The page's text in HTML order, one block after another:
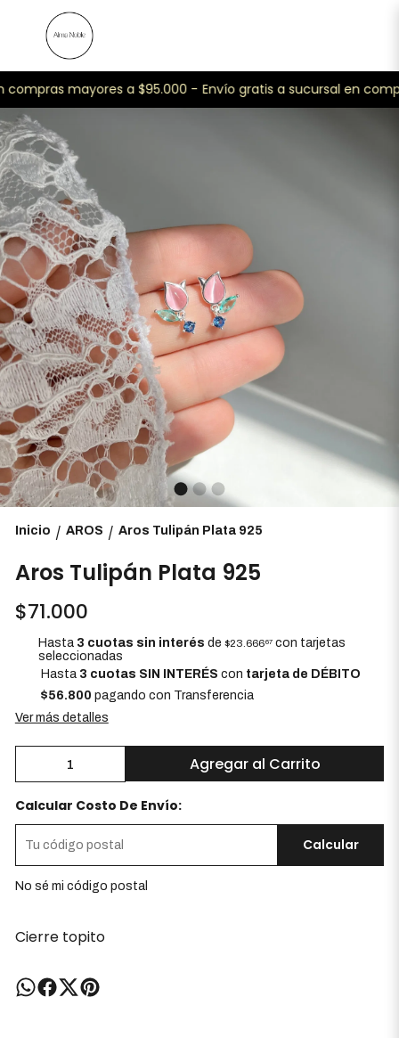
mayores a $95.000 - Envío gratis a sucursal en
Inicio / AROS / Aros Tulipán Plata 925
Aros Tulipán Plata 925
$71.000
Hasta 3 cuotas sin interés de $23.66667con tarjetas
seleccionadas
Hasta 3 cuotas SIN INTERÉS con tarjeta de DÉBITO
$56.800 pagando con Transferencia
Ver más detalles
Agregar al Carrito
Calcular Costo De Envío:
Calcular
No sé mi código postal
Cierre topito